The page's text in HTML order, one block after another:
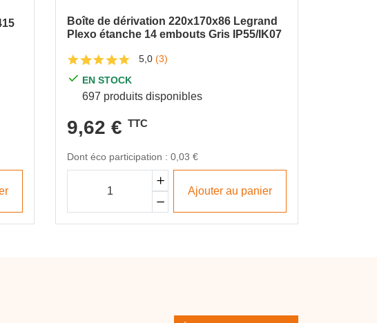
Boîte de dérivation 220x170x86 Legrand
Plexo étanche 14 embouts Gris IP55/IK07
5,0 (3)
EN STOCK
697 produits disponibles
9,62 € TTC
Dont éco participation : 0,03 €
Ajouter au panier